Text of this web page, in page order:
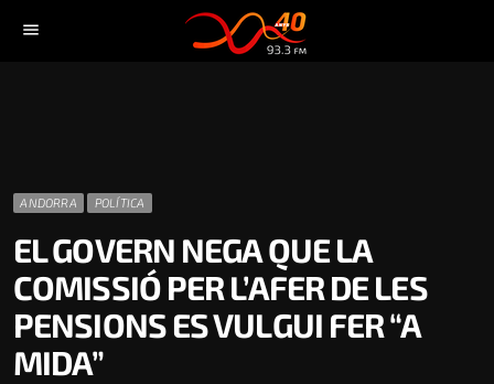
menu
ANDORRA POLÍTICA
EL GOVERN NEGA QUE LA
COMISSIÓ PER L’AFER DE LES
PENSIONS ES VULGUI FER “A
MIDA”